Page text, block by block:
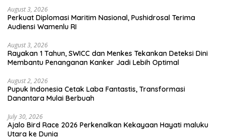
August 3, 2026
Perkuat Diplomasi Maritim Nasional, Pushidrosal Terima
Audiensi Wamenlu RI
August 3, 2026
Rayakan 1 Tahun, SWICC dan Menkes Tekankan Deteksi Dini
Membantu Penanganan Kanker Jadi Lebih Optimal
August 2, 2026
Pupuk Indonesia Cetak Laba Fantastis, Transformasi
Danantara Mulai Berbuah
July 30, 2026
Ajalo Bird Race 2026 Perkenalkan Kekayaan Hayati maluku
Utara ke Dunia